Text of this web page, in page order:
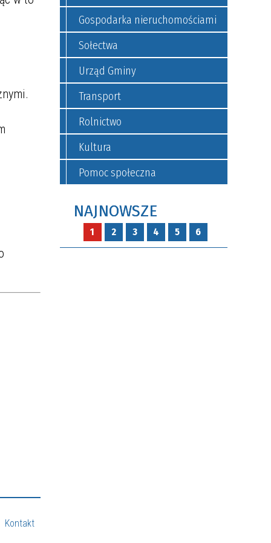
Kontakt
Gospodarka nieruchomościami
Sołectwa
Urząd Gminy
Transport
Rolnictwo
Kultura
Pomoc społeczna
NAJNOWSZE
1 2 3 4 5 6